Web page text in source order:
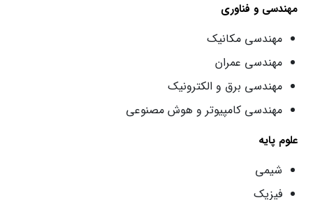
مهندسی و فناوری
مهندسی مکانیک
مهندسی عمران
مهندسی برق و الکترونیک
مهندسی کامپیوتر و هوش مصنوعی
علوم پایه
شیمی
فیزیک